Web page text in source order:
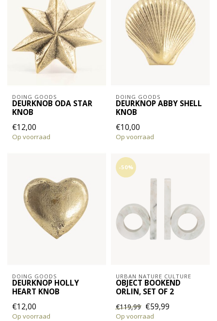
DOING GOODS
DEURKNOB ODA STAR
KNOB
€12,00
Op voorraad
DOING GOODS
DEURKNOP ABBY SHELL
KNOB
€10,00
Op voorraad
DOING GOODS
DEURKNOP HOLLY
HEART KNOB
€12,00
Op voorraad
-50%
URBAN NATURE CULTURE
OBJECT BOOKEND
ORLIN, SET OF 2
€119,99 €59,99
Op voorraad